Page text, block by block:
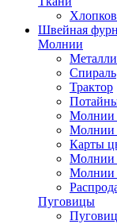
Швейная
Молнии
Спираль
Трактор
Молнии
Молнии
Карты
Молнии
Пуговицы